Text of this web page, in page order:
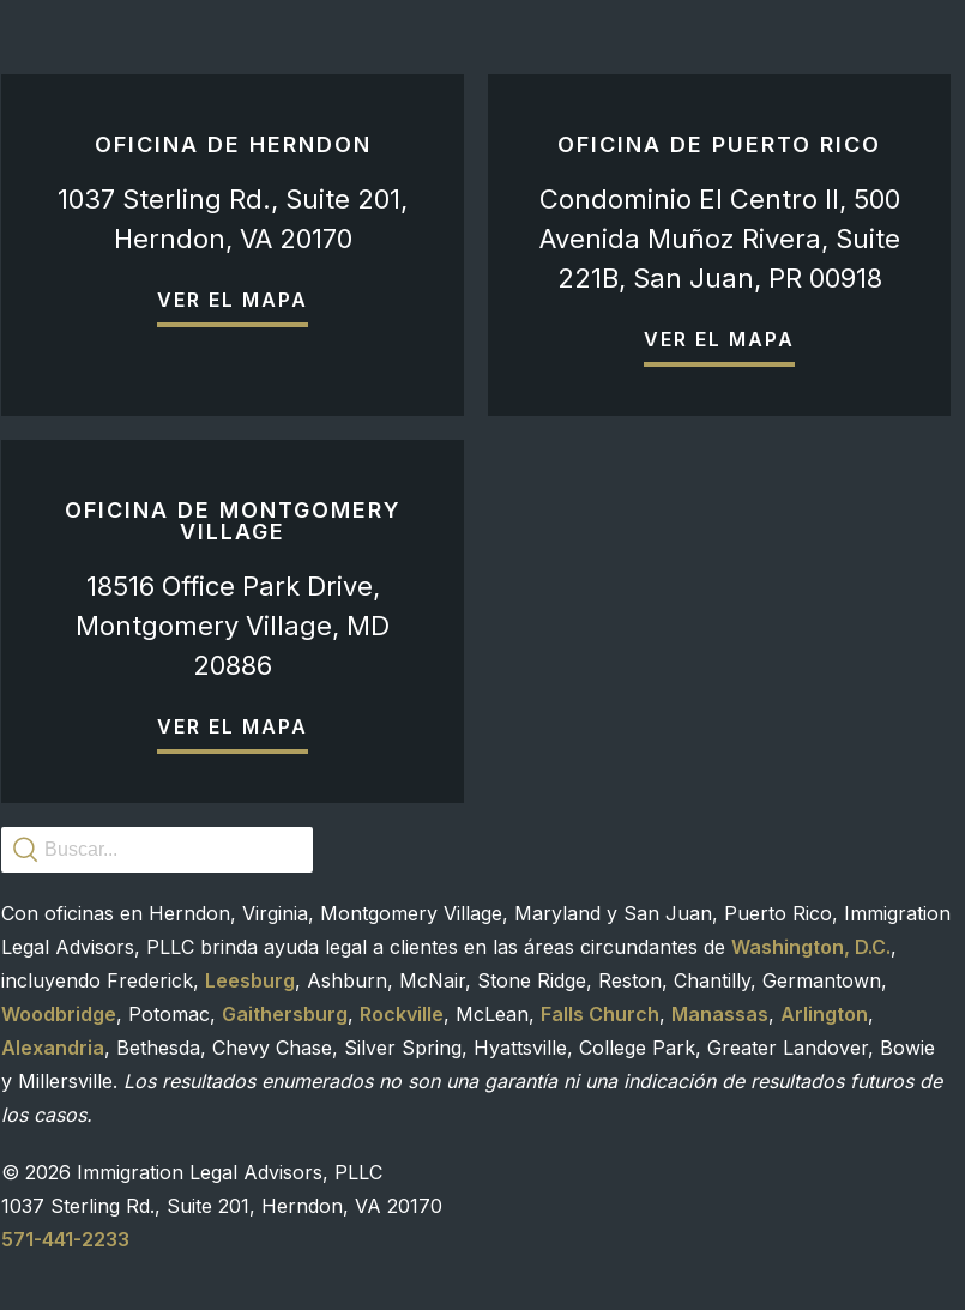
OFICINA DE HERNDON
1037 Sterling Rd., Suite 201,
Herndon, VA 20170
VER EL MAPA
OFICINA DE PUERTO RICO
Condominio El Centro II, 500
Avenida Muñoz Rivera, Suite
221B, San Juan, PR 00918
VER EL MAPA
OFICINA DE MONTGOMERY
VILLAGE
18516 Office Park Drive,
Montgomery Village, MD
20886
VER EL MAPA
Con oficinas en Herndon, Virginia, Montgomery Village, Maryland y San Juan, Puerto Rico, Immigration
Legal Advisors, PLLC brinda ayuda legal a clientes en las áreas circundantes de Washington, D.C.,
incluyendo Frederick, Leesburg, Ashburn, McNair, Stone Ridge, Reston, Chantilly, Germantown,
Woodbridge, Potomac, Gaithersburg, Rockville, McLean, Falls Church, Manassas, Arlington,
Alexandria, Bethesda, Chevy Chase, Silver Spring, Hyattsville, College Park, Greater Landover, Bowie
y Millersville. Los resultados enumerados no son una garantía ni una indicación de resultados futuros de
los casos.
© 2026 Immigration Legal Advisors, PLLC
1037 Sterling Rd., Suite 201, Herndon, VA 20170
571-441-2233